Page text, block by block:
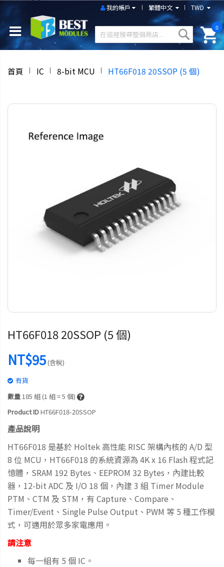
TWD
繁體中文
我的帳戶
0
首頁 IC 8-bit MCU HT66F018 20SSOP (5 個)
HT66F018 20SSOP (5 個)
NT$95(含稅)
有貨
數量185 組 (1 組 = 5 個)
Product IDHT66F018-20SSOP
產品說明
HT66F018 是基於 Holtek 高性能 RISC 架構內核的 A/D 型
8 位 MCU，HT66F018 的系統資源為 4K x 16 Flash 程式記
憶體，SRAM 192 Bytes、EEPROM 32 Bytes，內建比較
器，12-bit ADC 及 I/O 18 個，內建 3 組 Timer Module
PTM、CTM 及 STM，有 Capture、Compare、
Timer/Event、Single Pulse Output、PWM 等 5 種工作模
式，可適用於眾多家電應用。
請注意
每一組有 5 個 IC。